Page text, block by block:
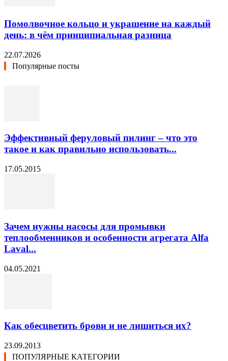
Помолвочное кольцо и украшение на каждый
день: в чём принципиальная разница
22.07.2026
Популярные посты
Эффективный феруловый пилинг – что это
такое и как правильно использовать...
17.05.2015
Зачем нужны насосы для промывки
теплообменников и особенности агрегата Alfa
Laval...
04.05.2021
Как обесцветить брови и не лишиться их?
23.09.2013
ПОПУЛЯРНЫЕ КАТЕГОРИИ